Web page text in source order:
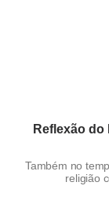
Reflexão do
Também no
religião